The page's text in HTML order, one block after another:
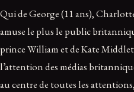
Qui de George (11 ans),
amuse le plus le public
prince William et de Kate
l’attention des médias
au centre de toutes les